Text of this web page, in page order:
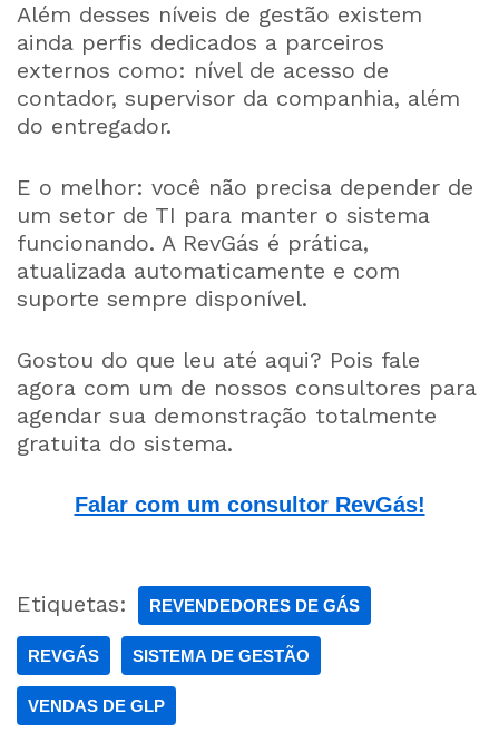
Além desses níveis de gestão existem
ainda perfis dedicados a parceiros
externos como: nível de acesso de
contador, supervisor da companhia, além
do entregador.
E o melhor: você não precisa depender de
um setor de TI para manter o sistema
funcionando. A RevGás é prática,
atualizada automaticamente e com
suporte sempre disponível.
Gostou do que leu até aqui? Pois fale
agora com um de nossos consultores para
agendar sua demonstração totalmente
gratuita do sistema.
Falar com um consultor RevGás!
Etiquetas: REVENDEDORES DE GÁS
REVGÁS SISTEMA DE GESTÃO
VENDAS DE GLP